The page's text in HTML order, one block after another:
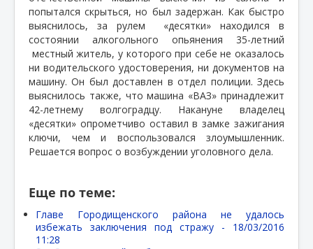
попытался скрыться, но был задержан. Как быстро
выяснилось, за рулем
«десятки» находился в
состоянии алкогольного опьянения 35-летний
местный житель, у которого при себе не оказалось
ни водительского удостоверения, ни документов на
машину. Он был доставлен в отдел полиции. Здесь
выяснилось также, что машина «ВАЗ» принадлежит
42-летнему волгоградцу. Накануне владелец
«десятки» опрометчиво оставил в замке зажигания
ключи, чем и воспользовался злоумышленник.
Решается вопрос о возбуждении уголовного дела.
Еще по теме:
Главе Городищенского района не удалось
избежать заключения под стражу - 18/03/2016
11:28